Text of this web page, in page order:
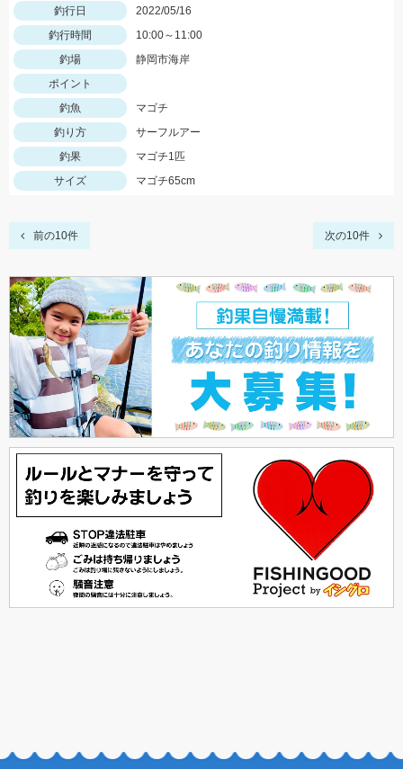
釣行日
2022/05/16
釣行時間
10:00～11:00
釣場
静岡市海岸
ポイント
釣魚
マゴチ
釣り方
サーフルアー
釣果
マゴチ1匹
サイズ
マゴチ65cm
前の10件 次の10件